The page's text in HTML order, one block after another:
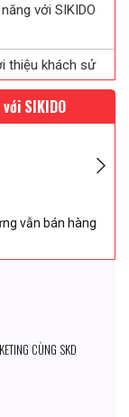
thiệu khách sử
SIKIDO tư
SIKIDO
2 Tháng 27
CÙNG SKD